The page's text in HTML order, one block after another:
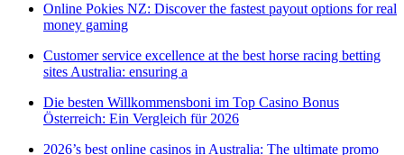
Online Pokies NZ: Discover the fastest payout options for real
money gaming
Customer service excellence at the best horse racing betting
sites Australia: ensuring a
Die besten Willkommensboni im Top Casino Bonus
Österreich: Ein Vergleich für 2026
2026’s best online casinos in Australia: The ultimate promo